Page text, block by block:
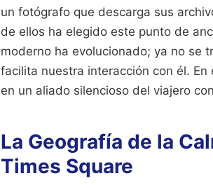
un fotógrafo que descarga sus
de ellos ha elegido este punto de
moderno ha evolucionado; ya no se
facilita nuestra interacción con él.
en un aliado silencioso del viajero
La Geografía de la
Times Square